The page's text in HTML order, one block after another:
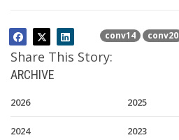
conv14 conv20
Share This Story:
ARCHIVE
2026 2025
2024 2023